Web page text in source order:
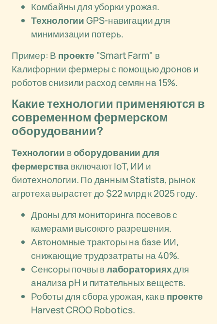
Комбайны для уборки урожая.
ТехнологииGPS-навигации для
минимизации потерь.
Пример: В проекте "Smart Farm" в
Калифорнии фермеры с помощью дронов и
роботов снизили расход семян на 15%.
Какие технологии применяются в
современном фермерском
оборудовании?
Технологии воборудовании для
фермерствавключают IoT, ИИ и
биотехнологии. По данным Statista, рынок
агротеха вырастет до $22 млрд к 2025 году.
Дроны для мониторинга посевов с
камерами высокого разрешения.
Автономные тракторы на базе ИИ,
снижающие трудозатраты на 40%.
Сенсоры почвы влабораторияхдля
анализа pH и питательных веществ.
Роботы для сбора урожая, как впроекте
Harvest CROO Robotics.